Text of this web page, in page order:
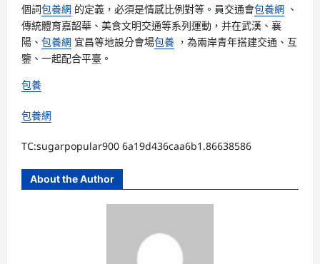
個詞包養網 的定義，必須是情感比例對等。員交通會包養網 、
傳統體育嘉韶華、美食文明交通等系列運動，并在武漢、襄
陽、 包養網 宜昌等地設分會場包養 ，為兩岸青年搭建交通、互
鑒、一起配合平臺。
包養
包養網
TC:sugarpopular900 6a19d436caa6b1.86638586
About the Author